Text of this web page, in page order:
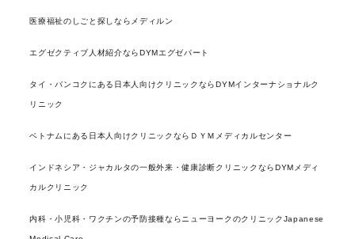
医療福祉のしごと探しならメディルン
エグゼクティブ人材紹介ならDYMエグゼパート
タイ・バンコクにある日本人向けクリニックならDYMインターナショナルク
リニック
ベトナムにある日本人向けクリニックならＤＹＭメディカルセンター
インドネシア・ジャカルタの一般外来・健康診断クリニックならDYMメディ
カルクリニック
内科・小児科・ワクチンの予防接種ならニューヨークのクリニックJapanese